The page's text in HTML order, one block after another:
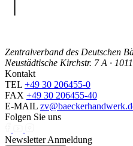
Zentralverband des Deutschen
Neustädtische Kirchstr. 7 A ·
Kontakt
TEL +49 30 206455-0
FAX +49 30 206455-40
E-MAIL
Folgen Sie uns
Newsletter Anmeldung